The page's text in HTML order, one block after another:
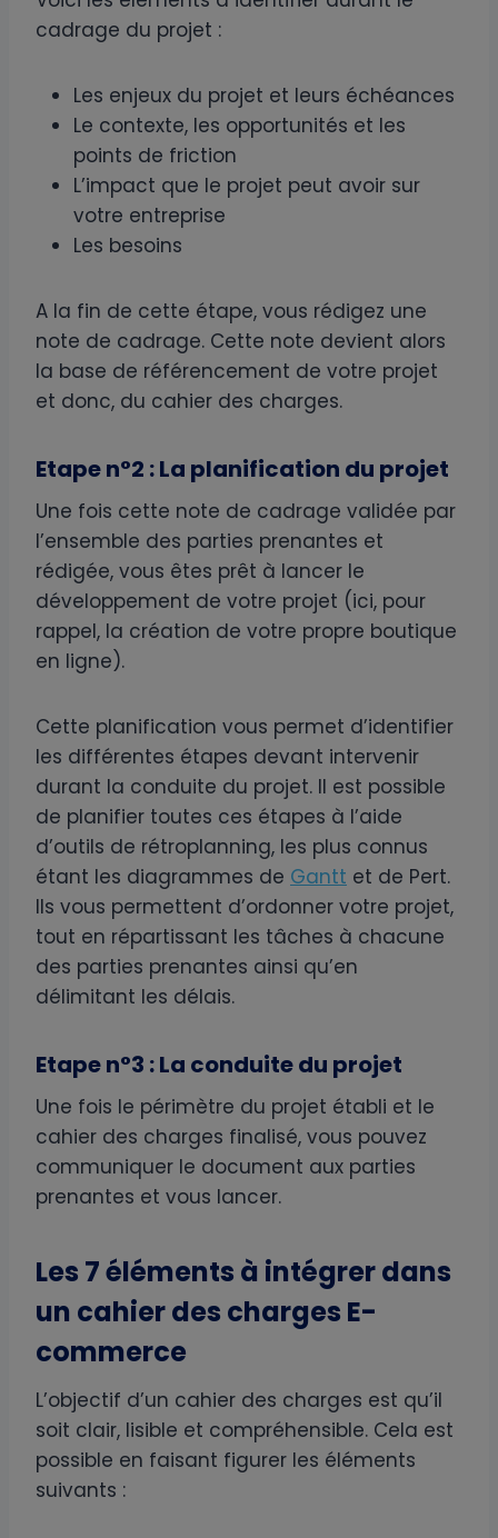
cadrage du projet :
Les enjeux du projet et leurs échéances
Le contexte, les opportunités et les
points de friction
L’impact que le projet peut avoir sur
votre entreprise
Les besoins
A la fin de cette étape, vous rédigez une
note de cadrage. Cette note devient alors
la base de référencement de votre projet
et donc, du cahier des charges.
Etape n°2 : La planification du projet
Une fois cette note de cadrage validée par
l’ensemble des parties prenantes et
rédigée, vous êtes prêt à lancer le
développement de votre projet (ici, pour
rappel, la création de votre propre boutique
en ligne).
Cette planification vous permet d’identifier
les différentes étapes devant intervenir
durant la conduite du projet. Il est possible
de planifier toutes ces étapes à l’aide
d’outils de rétroplanning, les plus connus
étant les diagrammes de Gantt et de Pert.
Ils vous permettent d’ordonner votre projet,
tout en répartissant les tâches à chacune
des parties prenantes ainsi qu’en
délimitant les délais.
Etape n°3 : La conduite du projet
Une fois le périmètre du projet établi et le
cahier des charges finalisé, vous pouvez
communiquer le document aux parties
prenantes et vous lancer.
Les 7 éléments à intégrer dans
un cahier des charges E-
commerce
L’objectif d’un cahier des charges est qu’il
soit clair, lisible et compréhensible. Cela est
possible en faisant figurer les éléments
suivants :